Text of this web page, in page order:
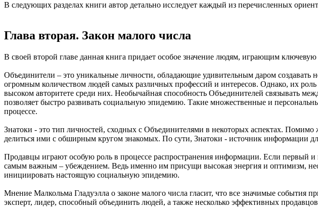
В следующих разделах книги автор детально исследует каждый из перечисленных
Глава вторая. Закон малого числа
В своей второй главе данная книга придает особое значение людям, играющим
Объединители – это уникальные личности, обладающие удивительным даром
огромным количеством людей самых различных профессий и интересов. Однако, их
высоком авторитете среди них. Необычайная способность Объединителей связывать
позволяет быстро развивать социальную эпидемию. Такие множественные и
процессе.
Знатоки - это тип личностей, сходных с Объединителями в некоторых аспектах. Помимо
делиться ими с обширным кругом знакомых. По сути, Знатоки - источник информации
Продавцы играют особую роль в процессе распространения информации. Если первый
самым важным – убеждением. Ведь именно им присущи высокая энергия и оптимизм,
инициировать настоящую социальную эпидемию.
Мнение Малкольма Гладуэлла о законе малого числа гласит, что все значимые события
эксперт, лидер, способный объединить людей, а также несколько эффективных